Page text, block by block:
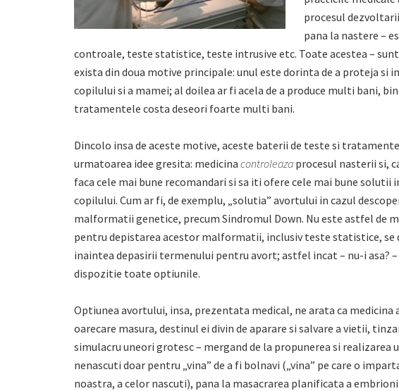
procesul
pana la nastere –
controale, teste statistice, teste intrusive etc. Toate acestea –
exista din doua motive principale: unul este dorinta de a proteja si
copilului si a mamei; al doilea ar fi acela de a produce multi bani,
tratamentele costa deseori foarte multi bani.
Dincolo insa de aceste motive, aceste baterii de teste si
urmatoarea idee gresita: medicina controleaza procesul nasterii si,
faca cele mai bune recomandari si sa iti ofere cele mai bune solutii
copilului. Cum ar fi, de exemplu, „solutia” avortului in cazul
malformatii genetice, precum Sindromul Down. Nu este astfel de
pentru depistarea acestor malformatii, inclusiv teste statistice, se
inaintea depasirii termenului pentru avort; astfel incat – nu-i asa?
dispozitie toate optiunile.
Optiunea avortului, insa, prezentata medical, ne arata ca
oarecare masura, destinul ei divin de aparare si salvare a vietii,
simulacru uneori grotesc – mergand de la propunerea si realizarea
nenascuti doar pentru „vina” de a fi bolnavi („vina” pe care o
noastra, a celor nascuti), pana la masacrarea planificata a